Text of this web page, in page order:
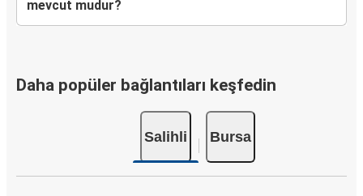
mevcut mudur?
Daha popüler bağlantıları keşfedin
Salihli Bursa